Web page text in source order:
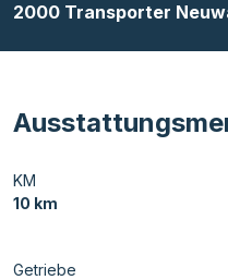
2000 Transporter
KM
10 km
Getriebe